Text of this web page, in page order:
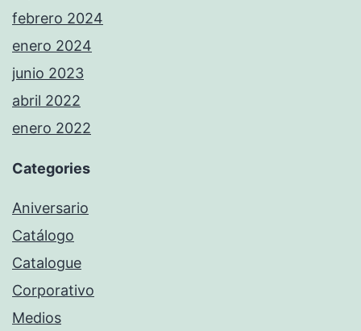
febrero 2024
enero 2024
junio 2023
abril 2022
enero 2022
Categories
Aniversario
Catálogo
Catalogue
Corporativo
Medios